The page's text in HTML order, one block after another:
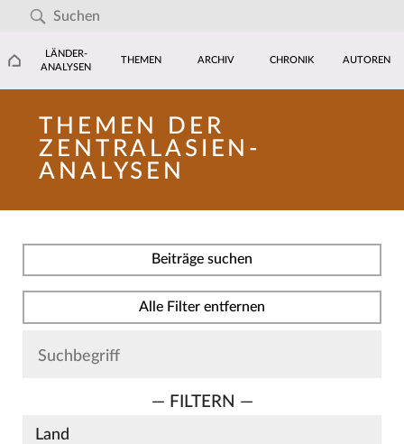
LÄNDER-
ANALYSEN
THEMEN ARCHIV CHRONIK AUTOREN
THEMEN DER
ZENTRALASIEN-
ANALYSEN
Beiträge suchen
Alle Filter entfernen
— FILTERN —
Land